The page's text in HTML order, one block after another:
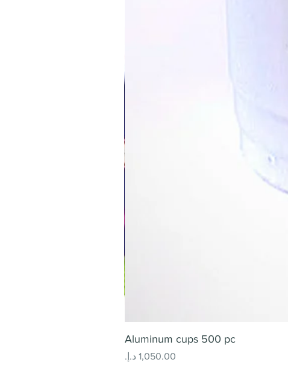
Aluminum cups 500 pc
السعر